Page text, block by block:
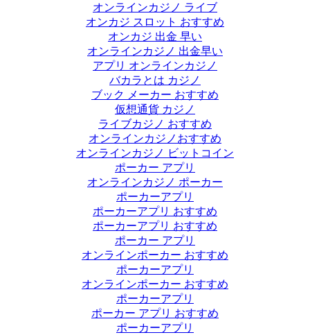
オンラインカジノ ライブ
オンカジ スロット おすすめ
オンカジ 出金 早い
オンラインカジノ 出金早い
アプリ オンラインカジノ
バカラとは カジノ
ブック メーカー おすすめ
仮想通貨 カジノ
ライブカジノ おすすめ
オンラインカジノおすすめ
オンラインカジノ ビットコイン
ポーカー アプリ
オンラインカジノ ポーカー
ポーカーアプリ
ポーカーアプリ おすすめ
ポーカーアプリ おすすめ
ポーカー アプリ
オンラインポーカー おすすめ
ポーカーアプリ
オンラインポーカー おすすめ
ポーカーアプリ
ポーカー アプリ おすすめ
ポーカーアプリ